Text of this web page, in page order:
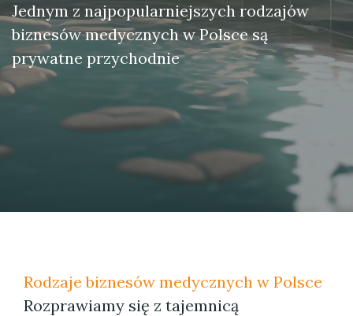
Jednym z najpopularniejszych rodzajów
biznesów medycznych w Polsce są
prywatne przychodnie
Rodzaje biznesów medycznych w Polsce
Rozprawiamy się z tajemnicą